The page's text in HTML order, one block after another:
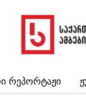
Რეპორტაჟი